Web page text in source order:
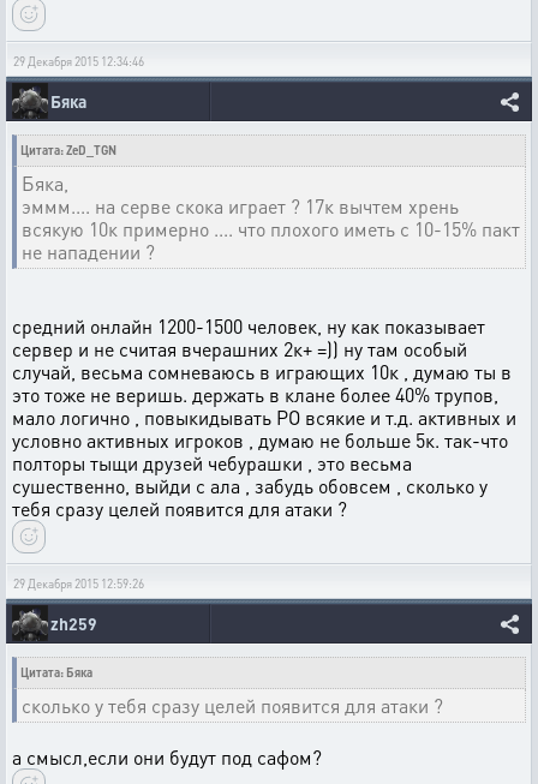
29 Декабря 2015 12:34:46
Бяка
Цитата: ZeD_TGN
Бяка,
эммм.... на серве скока играет ? 17к вычтем хрень
всякую 10к примерно .... что плохого иметь с 10-15% пакт
не нападении ?
средний онлайн 1200-1500 человек, ну как показывает
сервер и не считая вчерашних 2к+ =)) ну там особый
случай, весьма сомневаюсь в играющих 10к , думаю ты в
это тоже не веришь. держать в клане более 40% трупов,
мало логично , повыкидывать РО всякие и т.д. активных и
условно активных игроков , думаю не больше 5к. так-что
полторы тыщи друзей чебурашки , это весьма
сушественно, выйди с ала , забудь обовсем , сколько у
тебя сразу целей появится для атаки ?
29 Декабря 2015 12:59:26
zh259
Цитата: Бяка
сколько у тебя сразу целей появится для атаки ?
а смысл,если они будут под сафом?